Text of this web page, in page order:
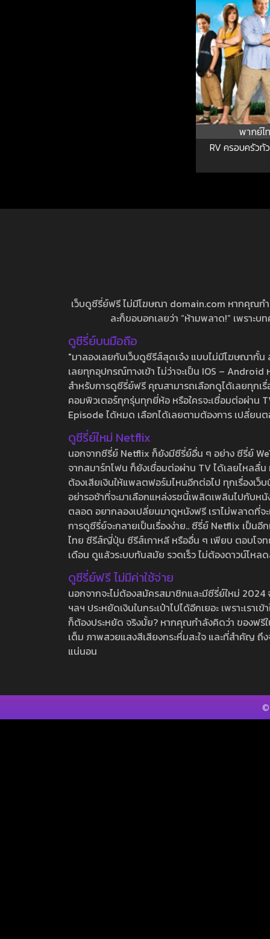
พากย์ไ
RV ครอบครัวทั
เว็บดูซีรี่ย์ฟรี ไม่มีโฆษณา domain.com หากคุณก
ละก็ขอบอกเลยว่า “ห้ามพลาด!” เพราะ
ดูซีรี่ย์บนมือถือ
"มาลองเลยกับเว็บดูซีรีส์สุดเจ๋ง แบบไม่มีโฆษณากั้
เลยทุกอุปกรณ์ทางเข้า ไม่ว่าจะเป็น IOS –
สำหรับการดูซีรี่ย์ฟรี คุณสามารถเลือกดูได้เลยทุกเ
คอมพิวเตอร์ทุกรุ่นทุกยี่ห้อ หรือใครจะเชื่อมต่อผ่าน
Episode ได้หมด เลือกได้เลยตามต้องการ เปลี่ยน
ดูซีรี่ย์ใหม่ Netflix
นอกจากซีรี่ย์ Netflix ก็ยังมีซีรี่ย์อื่น ๆ อย่าง ซีรี่ย์
จากสมาร์ทโฟน ก็ยังเชื่อมต่อผ่าน TV ได้เลยไหลลื่
ต้องเสียเงินให้แพลตฟอร์มไหนอีกต่อไป ทุกเรื่องเว็
อย่ารอช้าที่จะมาเลือกแหล่งรชนี้เพลิดเพลินไปกับห
ตลอด อยากลองเปลี่ยนมาดูหนังฟรี เราไม่พลาดที่
การดูซีรี่ย์จะกลายเป็นเรื่องง่าย.. ซีรี่ย์ Netflix เป็น
ไทย ซีรีส์ญี่ปุ่น ซีรีส์เกาหลี หรืออื่น ๆ เพียบ ตอบโจท
เดือน ดูแล้วระบบทันสมัย รวดเร็ว ไม่ต้องดาวน์โห
ดูซีรี่ย์ฟรี ไม่มีค่าใช้จ่าย
นอกจากจะไม่ต้องสมัครสมาชิกและมีซีรี่ย์ใหม่
ฯลฯ ประหยัดเงินในกระเป๋าไปได้อีกเยอะ เพราะเร
ก็ต้องประหยัด จริงมั้ย? หากคุณกำลังคิดว่า ของฟ
เต็ม ภาพสวยแสงสีเสียงกระหึ่มสะใจ และที่สำคัญ
แน่นอน
©